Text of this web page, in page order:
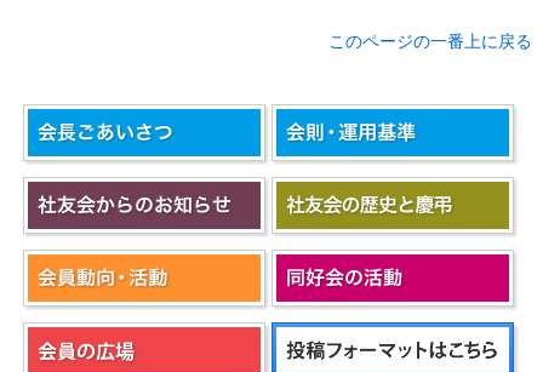
このページの一番上に戻る